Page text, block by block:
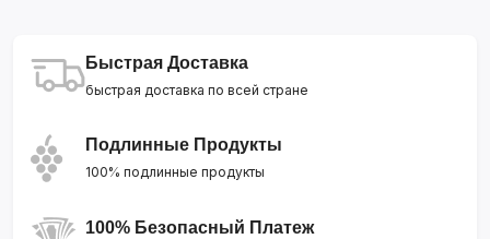
Быстрая Доставка
быстрая доставка по всей стране
Подлинные Продукты
100% подлинные продукты
100% Безопасный Платеж